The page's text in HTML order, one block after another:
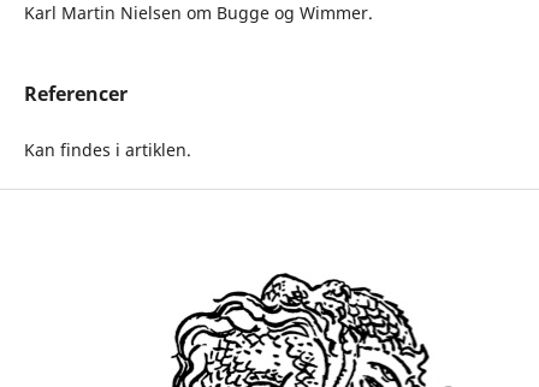
Karl Martin Nielsen om Bugge og Wimmer.
Referencer
Kan findes i artiklen.